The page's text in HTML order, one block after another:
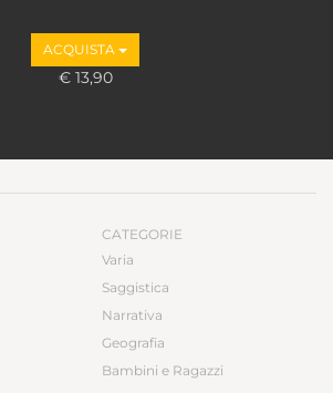
ACQUISTA
€ 13,90
CATEGORIE
Varia
Saggistica
Narrativa
Geografia
Bambini e Ragazzi